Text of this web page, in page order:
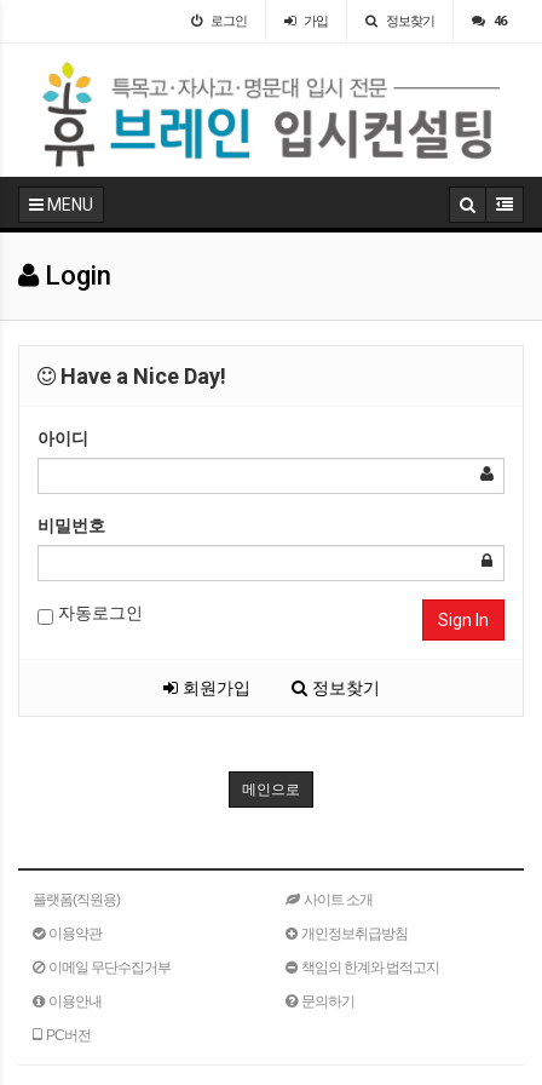
로그인 가입 정보찾기 46
MENU
Login
Have a Nice Day!
아이디
비밀번호
자동로그인 Sign In
회원가입 정보찾기
메인으로
플랫폼(직원용)
사이트 소개
이용약관
개인정보취급방침
이메일 무단수집거부
책임의 한계와 법적고지
이용안내
문의하기
PC버전